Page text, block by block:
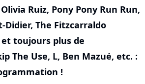
Ruiz, Pony Pony Run Run,
The Fitzcarraldo
et toujours plus de
The Use, L, Ben Mazué, etc. :
!